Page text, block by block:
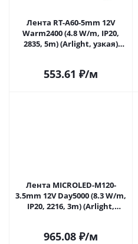
Лента RT-A60-5mm 12V
Warm2400 (4.8 W/m, IP20,
2835, 5m) (Arlight, узкая)
553.61 ₽/м
Лента MICROLED-M120-
3.5mm 12V Day5000 (8.3 W/m,
IP20, 2216, 3m) (Arlight,
965.08 ₽/м